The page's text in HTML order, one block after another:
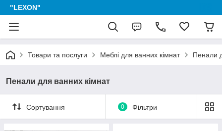
"LEXON"
Товари та послуги Меблі для ванних кімнат Пенали
Пенали для ванних кімнат
Сортування 0 Фільтри